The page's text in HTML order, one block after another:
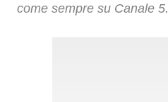
come sempre su Canale 5.